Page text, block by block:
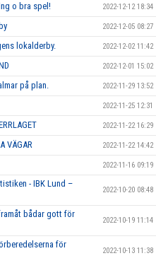
o bra spel! 2022-12-12 18:34
2022-12-05 08:27
lokalderby. 2022-12-02 11:42
2022-12-01 15:02
på plan. 2022-11-29 13:52
2022-11-25 12:31
2022-11-22 16:29
VÄGAR 2022-11-22 14:42
2022-11-16 09:19
- IBK Lund –
2022-10-20 08:48
bådar gott för
2022-10-19 11:14
för
2022-10-13 11:38